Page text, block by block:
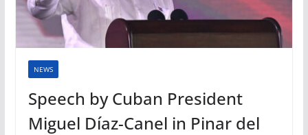
NEWS
Speech by Cuban President
Miguel Díaz-Canel in Pinar del